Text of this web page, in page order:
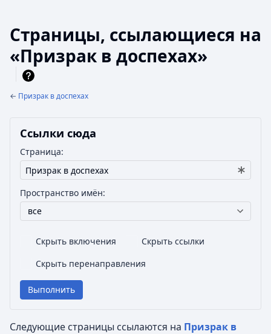
Страницы, ссылающиеся на
«Призрак в доспехах»
← Призрак в доспехах
Ссылки сюда
Страница:
Пространство имён:
все
Скрыть включения
Скрыть ссылки
Скрыть перенаправления
Выполнить
Следующие страницы ссылаются на Призрак в